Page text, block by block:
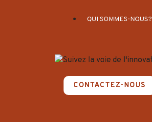
QUI SOMMES-NOUS?
CONTACTEZ-NOUS